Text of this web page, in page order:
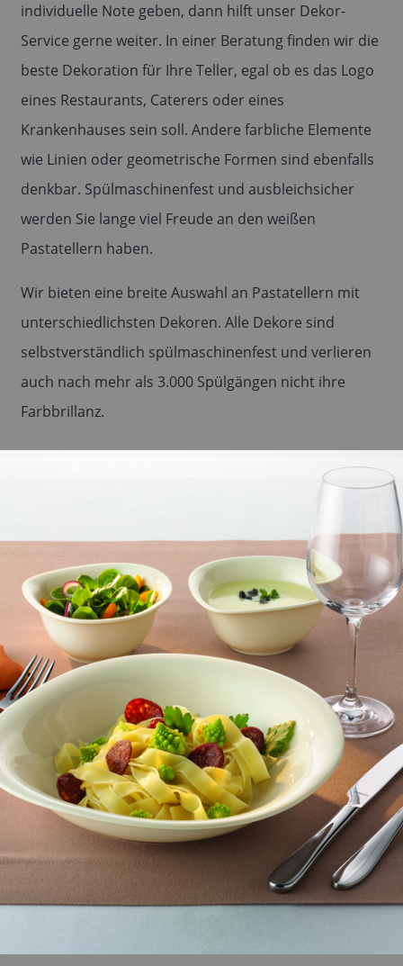
individuelle Note geben, dann hilft unser Dekor-
Service gerne weiter. In einer Beratung finden wir die
beste Dekoration für Ihre Teller, egal ob es das Logo
eines Restaurants, Caterers oder eines
Krankenhauses sein soll. Andere farbliche Elemente
wie Linien oder geometrische Formen sind ebenfalls
denkbar. Spülmaschinenfest und ausbleichsicher
werden Sie lange viel Freude an den weißen
Pastatellern haben.
Wir bieten eine breite Auswahl an Pastatellern mit
unterschiedlichsten Dekoren. Alle Dekore sind
selbstverständlich spülmaschinenfest und verlieren
auch nach mehr als 3.000 Spülgängen nicht ihre
Farbbrillanz.